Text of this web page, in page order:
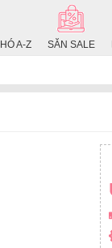
A-Z SĂN SALE